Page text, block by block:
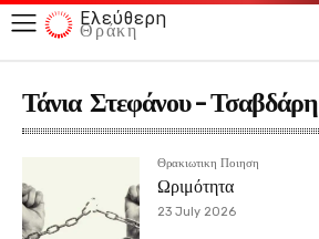
Ελεύθερη
Θράκη
Τάνια Στεφάνου - Τσαβδάρη
Θρακιωτικη Ποιηση
Ωριμότητα
23 July 2026